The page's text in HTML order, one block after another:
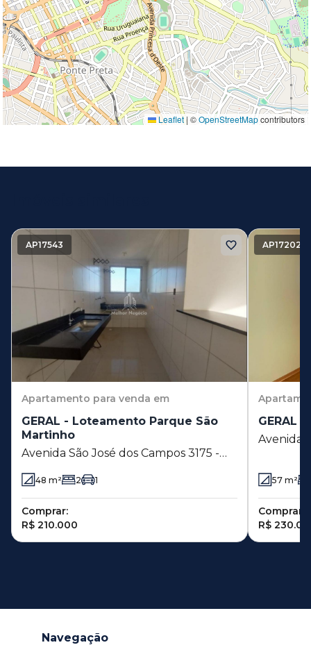
Leaflet| ©OpenStreetMapcontributors
AP17543
Apartamento para venda em
GERAL - Loteamento Parque São
Martinho
Avenida São José dos Campos 3175 -
Loteamento Parque São Martinho -
Campinas - SP
48 m² 2 1
Comprar:
R$ 210.000
AP17202
GERAL
Avenida
ímpar
57 m²
Comprar:
R$
Navegação